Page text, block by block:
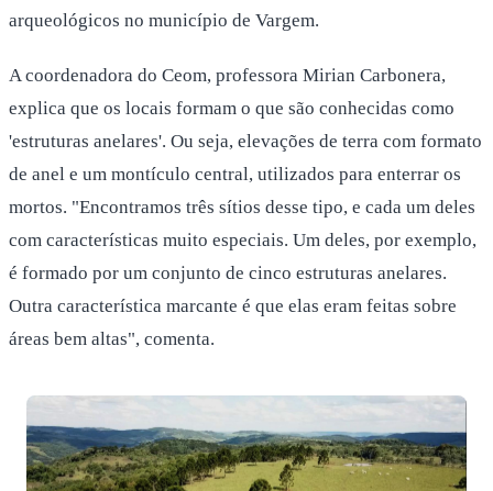
arqueológicos no município de Vargem.
A coordenadora do Ceom, professora Mirian Carbonera,
explica que os locais formam o que são conhecidas como
'estruturas anelares'. Ou seja, elevações de terra com formato
de anel e um montículo central, utilizados para enterrar os
mortos. "Encontramos três sítios desse tipo, e cada um deles
com características muito especiais. Um deles, por exemplo,
é formado por um conjunto de cinco estruturas anelares.
Outra característica marcante é que elas eram feitas sobre
áreas bem altas", comenta.